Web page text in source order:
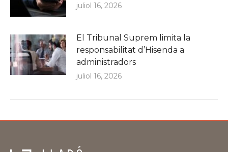
juliol 16, 2026
El Tribunal Suprem limita la
responsabilitat d’Hisenda a
administradors
juliol 16, 2026